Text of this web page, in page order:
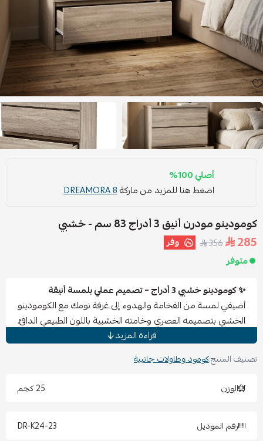
أصلي 100%
اضغط هنا للمزيد من ماركةDREAMORA 8
كومودينو مودرن أنيق 3 أدراج 83 سم - خشبي
285
356 وفر
متوفر
✨ كومودينو خشبي 3 أدراج – تصميم عملي بلمسة أنيقة
أضيفي لمسة من الفخامة والهدوء إلى غرفة نومك مع الكومودينو
الخشبي بتصميمه العصري وخامته الخشبية باللون الطبيعي الدافئ.
يجمع بين الشكل الأنيق والمساحة العملية، ليمنحك حلاً مثالياً
يأتي الكومودينو مزودًا بـ 3 أدراج واسعة بسحب سلس وانسيابي،
مثالية لتخزين الملابس، الإكسسوارات أو المستلزمات الشخصية
بسهولة، مع سطح علوي عملي مناسب للديكور أو الاستخدام
⭐المميزات:
قراءة المزيد
تصنيف المنتج:كومود وطاولات جانبية
الوزن
25 كجم
رقم الموديل DR-K24-23